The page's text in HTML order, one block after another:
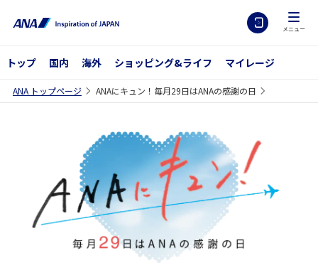
メニュー
トップ 国内 海外 ショッピング&ライフ マイレージ
ANA トップページ ANAにキュン！毎月29日はANAの感謝の日